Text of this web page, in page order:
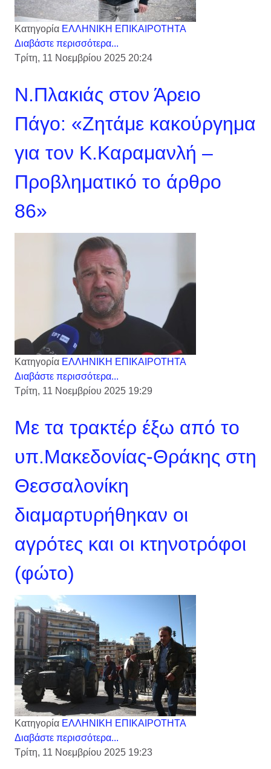
Κατηγορία ΕΛΛΗΝΙΚΗ ΕΠΙΚΑΙΡΟΤΗΤΑ
Διαβάστε περισσότερα...
Τρίτη, 11 Νοεμβρίου 2025 20:24
Ν.Πλακιάς στον Άρειο
Πάγο: «Ζητάμε κακούργημα
για τον Κ.Καραμανλή –
Προβληματικό το άρθρο
86»
Κατηγορία ΕΛΛΗΝΙΚΗ ΕΠΙΚΑΙΡΟΤΗΤΑ
Διαβάστε περισσότερα...
Τρίτη, 11 Νοεμβρίου 2025 19:29
Με τα τρακτέρ έξω από το
υπ.Μακεδονίας-Θράκης στη
Θεσσαλονίκη
διαμαρτυρήθηκαν οι
αγρότες και οι κτηνοτρόφοι
(φώτο)
Κατηγορία ΕΛΛΗΝΙΚΗ ΕΠΙΚΑΙΡΟΤΗΤΑ
Διαβάστε περισσότερα...
Τρίτη, 11 Νοεμβρίου 2025 19:23